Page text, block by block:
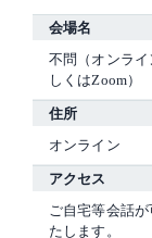
会場名
不問（オンライ
しくはZoom）
住所
オンライン
アクセス
ご自宅等会話
たします。